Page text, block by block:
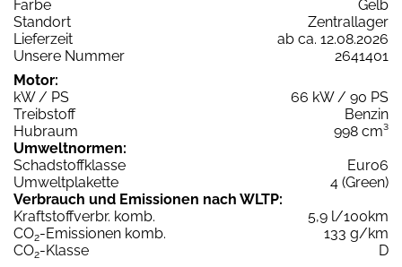
Farbe
Gelb
Standort
Zentrallager
Lieferzeit
ab ca. 12.08.2026
Unsere Nummer
2641401
Motor:
kW / PS
66 kW / 90 PS
Treibstoff
Benzin
Hubraum
998 cm³
Umweltnormen:
Schadstoffklasse
Euro6
Umweltplakette
4 (Green)
Verbrauch und Emissionen nach WLTP:
Kraftstoffverbr. komb.
5,9 l/100km
CO2-Emissionen komb.
133 g/km
CO2-Klasse
D